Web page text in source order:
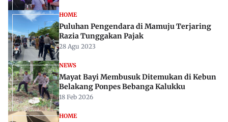
HOME
Puluhan Pengendara di Mamuju Terjaring
Razia Tunggakan Pajak
28 Agu 2023
NEWS
Mayat Bayi Membusuk Ditemukan di Kebun
Belakang Ponpes Bebanga Kalukku
18 Feb 2026
HOME